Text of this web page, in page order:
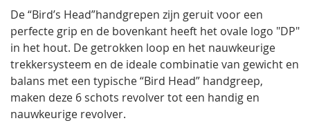
De “Bird’s Head”handgrepen zijn geruit voor een
perfecte grip en de bovenkant heeft het ovale logo "DP"
in het hout. De getrokken loop en het nauwkeurige
trekkersysteem en de ideale combinatie van gewicht en
balans met een typische “Bird Head” handgreep,
maken deze 6 schots revolver tot een handig en
nauwkeurige revolver.